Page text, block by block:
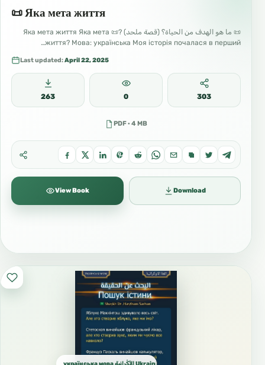
📜 Яка мета життя
📜 ما هو الهدف من الحياة؟ (قصة ملحد) ?📜 Яка мета життя Яка мета
життя? Мова: українська Моя історія почалася в перший…
Last updated:April 22, 2025
263 0 303
PDF · 4 MB
View Book Download